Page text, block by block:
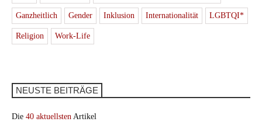
Ganzheitlich Gender Inklusion Internationalität LGBTQI*
Religion Work-Life
NEUSTE BEITRÄGE
Die 40 aktuellsten Artikel